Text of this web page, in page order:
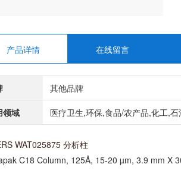
产品详情 在线留言
其他品牌
领域 医疗卫生,环保,食品/农产品,化工,石
WAT025875 分析柱
C18 Column, 125Å, 15-20 µm, 3.9 mm X